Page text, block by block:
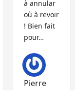
à annular
où à revoir
! Bien fait
pour…
Pierre